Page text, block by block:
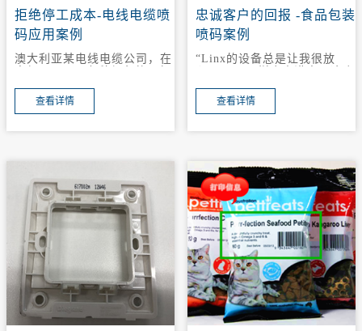
拒绝停工成本-电线电缆喷
码应用案例
澳大利亚某电线电缆公司，在
缆上喷码，喷印的信息从简单
的数字代码到长距离的字母数
查看详情
忠诚客户的回报 -食品包装
喷码案例
“Linx的设备总是让我很放
了！”一使用Linx机器多年的
老客户说道。
查看详情